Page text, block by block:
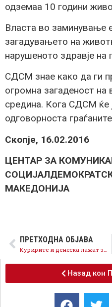
одземаа 10 години
Власта во заминување
загадувањето на
нарушеното здравје на
СДСМ знае како да ги
огромна загаденост
средина. Кога СДСМ ќе
одговорноста
Скопје, 16.02.2016
ЦЕНТАР ЗА
МАКЕДОНИЈА
ПРЕТХОДНА ОБЈАВА
Куририте и денеска лажат за Шекеринска, Груевски молчи за злосторничкото здружување
Назад кон